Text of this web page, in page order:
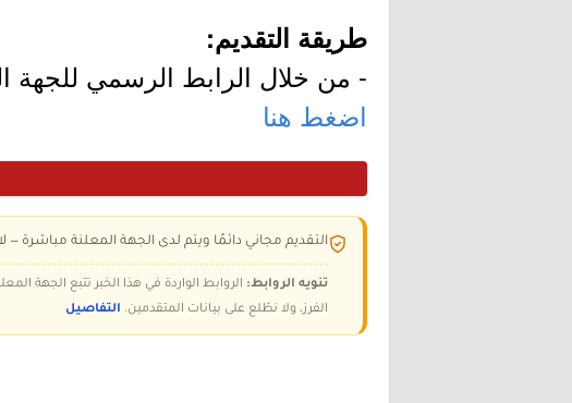
طريقة التقديم:
- من خلال الرابط الرسمي للجهة
اضغط هنا
التقديم مجاني دائمًا ويتم لدى الجهة المعلنة مباشرة —
تنويه الروابط: الروابط الواردة في هذا الخبر تتبع الجهة
الفرز، ولا نطّلع على بيانات المتقدمين. التفاصيل